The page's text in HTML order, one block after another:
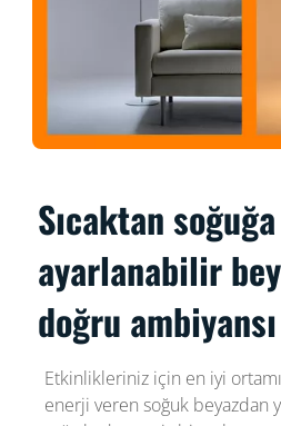
Sıcaktan soğuğa
ayarlanabilir
doğru
Etkinlikleriniz için en iyi
enerji veren soğuk beyazdan